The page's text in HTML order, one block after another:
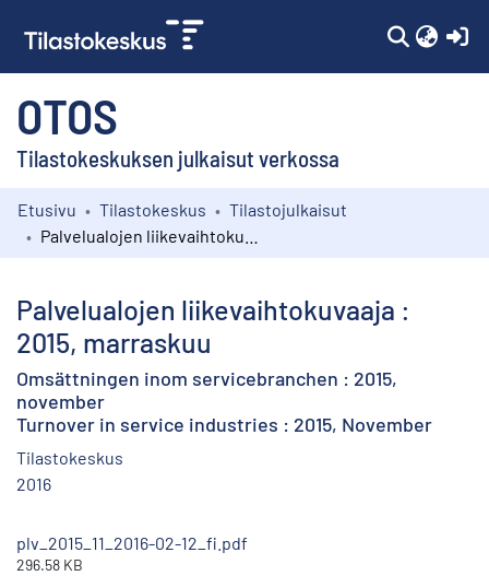
OTOS
Tilastokeskuksen julkaisut verkossa
Kokoelmat
Etusivu Tilastokeskus
Tilastojulkaisut
Palvelualojen liikevaihtokuvaaja :
2015, marraskuu
Omsättningen inom servicebranchen : 2015,
november
Turnover in service industries : 2015, November
Tilastokeskus
2016
plv_2015_11_2016-02-12_fi.pdf
296.58 KB